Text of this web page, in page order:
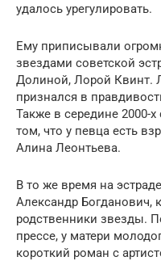
удалось урегулировать.
Ему приписывали
звездами советской
Долиной, Лорой Квинт.
признался в
Также в середине 2000-
том, что у певца есть
Алина Леонтьева.
В то же время на
Александр Богданович,
родственники звезды.
прессе, у матери
короткий роман с